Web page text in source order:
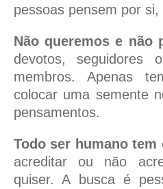
pessoas pensem por
Não queremos e não
devotos, seguidores
membros. Apenas
colocar uma semente
pensamentos.
Todo ser humano
acreditar ou não
quiser. A busca é